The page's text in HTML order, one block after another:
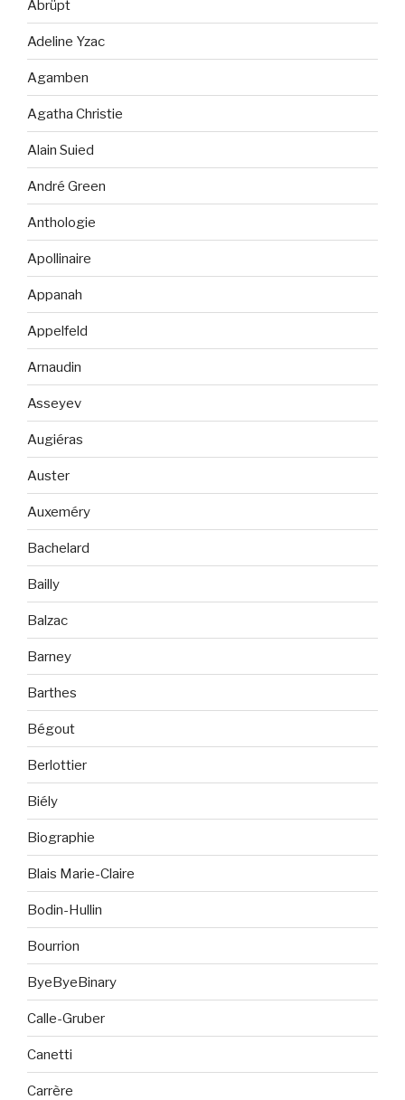
Abrüpt
Adeline Yzac
Agamben
Agatha Christie
Alain Suied
André Green
Anthologie
Apollinaire
Appanah
Appelfeld
Arnaudin
Asseyev
Augiéras
Auster
Auxeméry
Bachelard
Bailly
Balzac
Barney
Barthes
Bégout
Berlottier
Biély
Biographie
Blais Marie-Claire
Bodin-Hullin
Bourrion
ByeByeBinary
Calle-Gruber
Canetti
Carrère